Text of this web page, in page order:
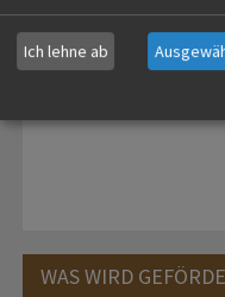
LJV-
WAS WIRD
Ich lehne ab